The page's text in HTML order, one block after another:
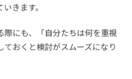
きます。
際にも、「自分たちは何を重視
ておくと検討がスムーズになり